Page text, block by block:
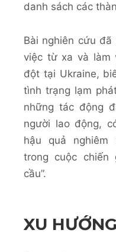
danh sách các
Bài nghiên cứu đã
việc từ xa và làm
đột tại Ukraine,
tình trạng lạm
những tác động
người lao động,
hậu quả nghiêm
trong cuộc chiến
cầu”.
XU